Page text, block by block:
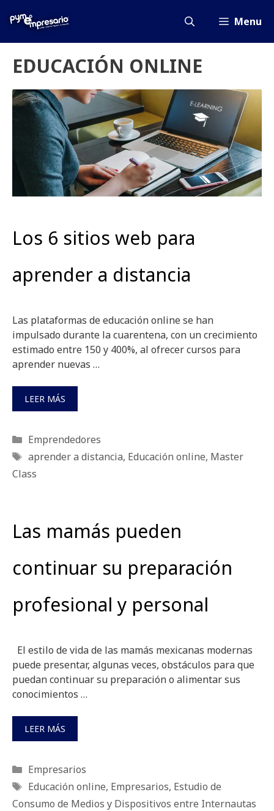
Menu
EDUCACIÓN ONLINE
Los 6 sitios web para
aprender a distancia
Las plataformas de educación online se han
impulsado durante la cuarentena, con un crecimiento
estimado entre 150 y 400%, al ofrecer cursos para
aprender nuevas …
LEER MÁS
Categorías
Emprendedores
Etiquetas
aprender a distancia, Educación online, Master
Class
Las mamás pueden
continuar su preparación
profesional y personal
El estilo de vida de las mamás mexicanas modernas
puede presentar, algunas veces, obstáculos para que
puedan continuar su preparación o alimentar sus
conocimientos …
LEER MÁS
Categorías
Empresarios
Etiquetas
Educación online, Empresarios, Estudio de
Consumo de Medios y Dispositivos entre Internautas